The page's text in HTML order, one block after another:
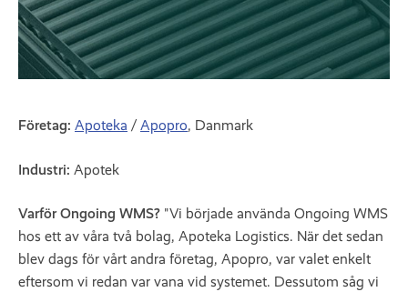
Företag: Apoteka / Apopro, Danmark
Industri: Apotek
Varför Ongoing WMS? "Vi började använda Ongoing WMS
hos ett av våra två bolag, Apoteka Logistics. När det sedan
blev dags för vårt andra företag, Apopro, var valet enkelt
eftersom vi redan var vana vid systemet. Dessutom såg vi